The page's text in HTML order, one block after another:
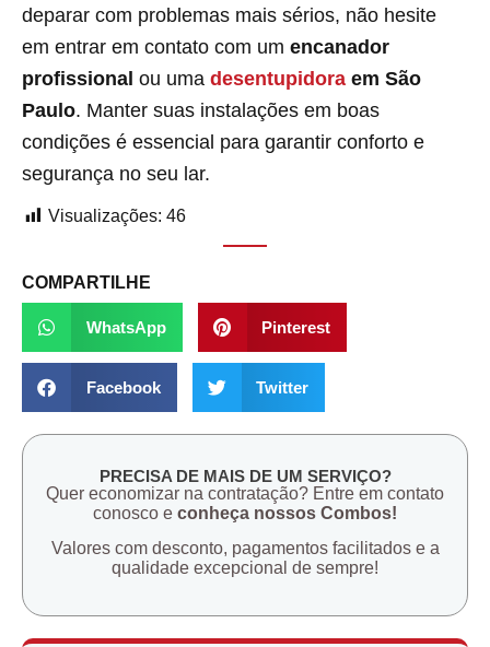
deparar com problemas mais sérios, não hesite
em entrar em contato com um encanador
profissional ou uma desentupidora em São
Paulo. Manter suas instalações em boas
condições é essencial para garantir conforto e
segurança no seu lar.
Visualizações: 46
COMPARTILHE
WhatsApp Pinterest
Facebook Twitter
PRECISA DE MAIS DE UM SERVIÇO?
Quer economizar na contratação? Entre em contato
conosco e conheça nossos Combos!
Valores com desconto, pagamentos facilitados e a
qualidade excepcional de sempre!